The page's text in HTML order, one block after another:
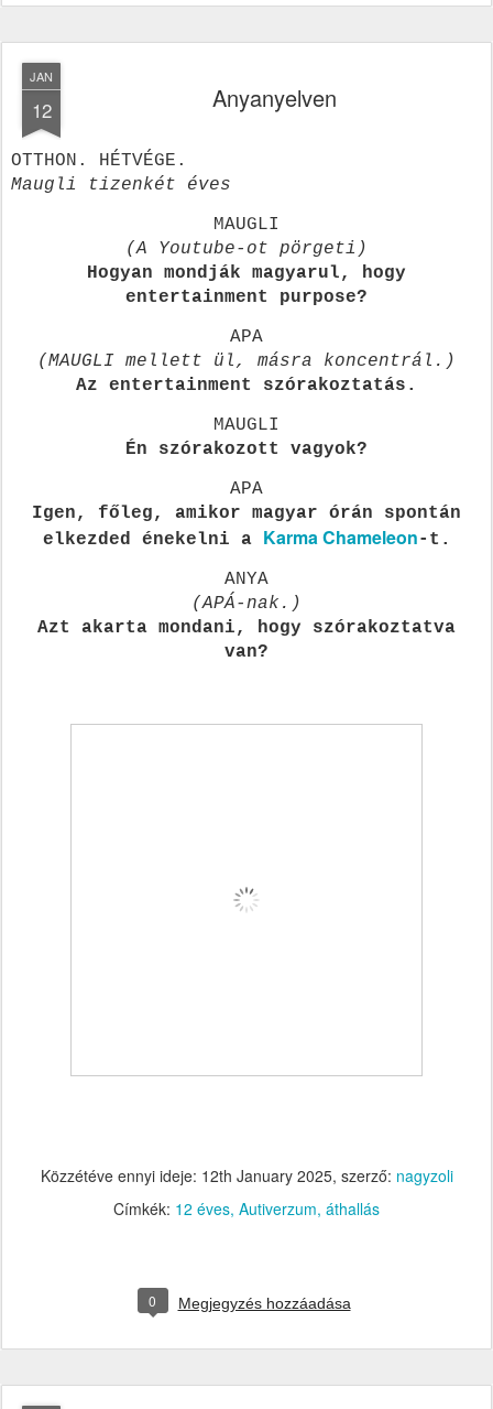
JAN
12 Anyanyelven
OTTHON. HÉTVÉGE.
Maugli tizenkét éves
MAUGLI
(A Youtube-ot pörgeti)
Hogyan mondják magyarul, hogy
entertainment purpose?
APA
(MAUGLI mellett ül, másra koncentrál.)
Az entertainment szórakoztatás.
MAUGLI
Én szórakozott vagyok?
APA
Igen, főleg, amikor magyar órán spontán
elkezded énekelni a Karma Chameleon-t.
ANYA
(APÁ-nak.)
Azt akarta mondani, hogy szórakoztatva
van?
Közzétéve ennyi ideje: 12th January 2025, szerző: nagyzoli
Címkék: 12 éves Autiverzum áthallás
0 Megjegyzés hozzáadása